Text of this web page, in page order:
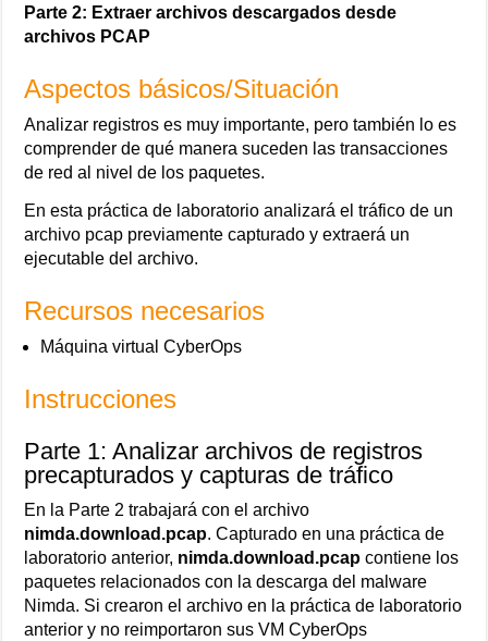
Parte 2: Extraer archivos descargados desde
archivos PCAP
Aspectos básicos/Situación
Analizar registros es muy importante, pero también lo es
comprender de qué manera suceden las transacciones
de red al nivel de los paquetes.
En esta práctica de laboratorio analizará el tráfico de un
archivo pcap previamente capturado y extraerá un
ejecutable del archivo.
Recursos necesarios
Máquina virtual CyberOps
Instrucciones
Parte 1: Analizar archivos de registros
precapturados y capturas de tráfico
En la Parte 2 trabajará con el archivo
nimda.download.pcap. Capturado en una práctica de
laboratorio anterior, nimda.download.pcap contiene los
paquetes relacionados con la descarga del malware
Nimda. Si crearon el archivo en la práctica de laboratorio
anterior y no reimportaron sus VM CyberOps